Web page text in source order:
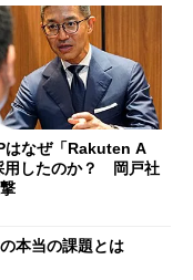
はなぜ「Rakuten A
用したのか？ 岡戸社
本当の課題とは